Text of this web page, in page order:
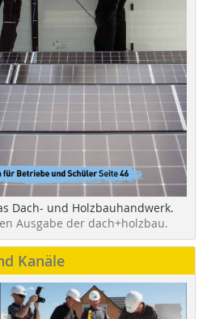
Dach- und Holzbauhandwerk.
Ausgabe der dach+holzbau.
Kanäle